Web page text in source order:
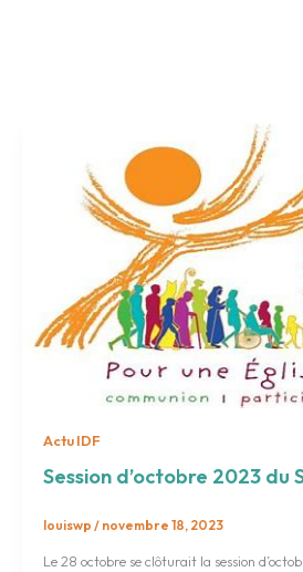
Actu IDF
Session d’octobre 2023 du
louiswp / novembre 18, 2023
Le 28 octobre se clôturait la session